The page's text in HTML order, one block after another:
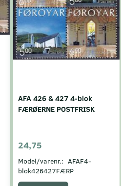
AFA 426 & 427 4-blok
FÆRØERNE POSTFRISK
24,75
Model/varenr.: AFAF4-
blok426427FÆRP